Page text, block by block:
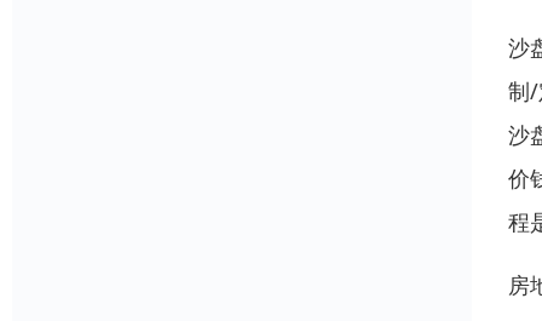
沙
制/
沙
价
程
房